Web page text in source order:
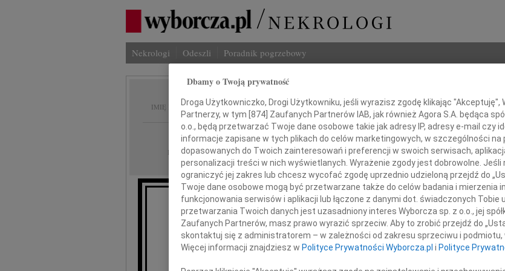
Nekrologi Odeszli Poradnik pogrzebowy
IMIĘ I NAZWISKO: Liliana Zwierz
REGION: Warszawa
DATA EMISJI: 26.08.2009
Z ogromnym smutkiem i żalem żegnamy
Dbamy o Twoją prywatność
Droga Użytkowniczko, Drogi Użytkowniku, jeśli wyrazisz zgodę klikając "Akceptuję",
Partnerzy, w tym [ 874 ] Zaufanych Partnerów IAB, jak również Agora S.A. będąca
o.o., będą przetwarzać Twoje dane osobowe takie jak adresy IP, adresy e-mail czy
informacje zapisane w tych plikach do celów marketingowych, w szczególności
dopasowanych do Twoich zainteresowań i preferencji w swoich serwisach,
personalizacji treści w nich wyświetlanych. Wyrażenie zgody jest dobrowolne.
ograniczyć jej zakres lub chcesz wycofać zgodę uprzednio udzieloną przejdź do
Twoje dane osobowe mogą być przetwarzane także do celów badania i mierzenia
funkcjonowania serwisów i aplikacji lub łączone z danymi dot. świadczonych Tobie
przetwarzania Twoich danych jest uzasadniony interes Wyborcza sp. z o.o., jej
Zaufanych Partnerów, masz prawo wyrazić sprzeciw. Aby to zrobić przejdź do
skontaktuj się z administratorem – w zależności od zakresu sprzeciwu i podmiotu,
Więcej informacji znajdziesz w Polityce Prywatności Wyborcza.pl i Polityce